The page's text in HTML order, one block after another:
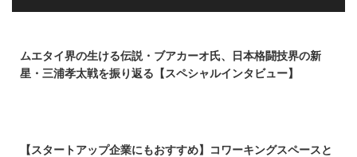
ムエタイ界の生ける伝説・ブアカーオ氏、日本格闘技界の新
星・三浦孝太戦を振り返る【スペシャルインタビュー】
【スタートアップ企業にもおすすめ】コワーキングスペースと